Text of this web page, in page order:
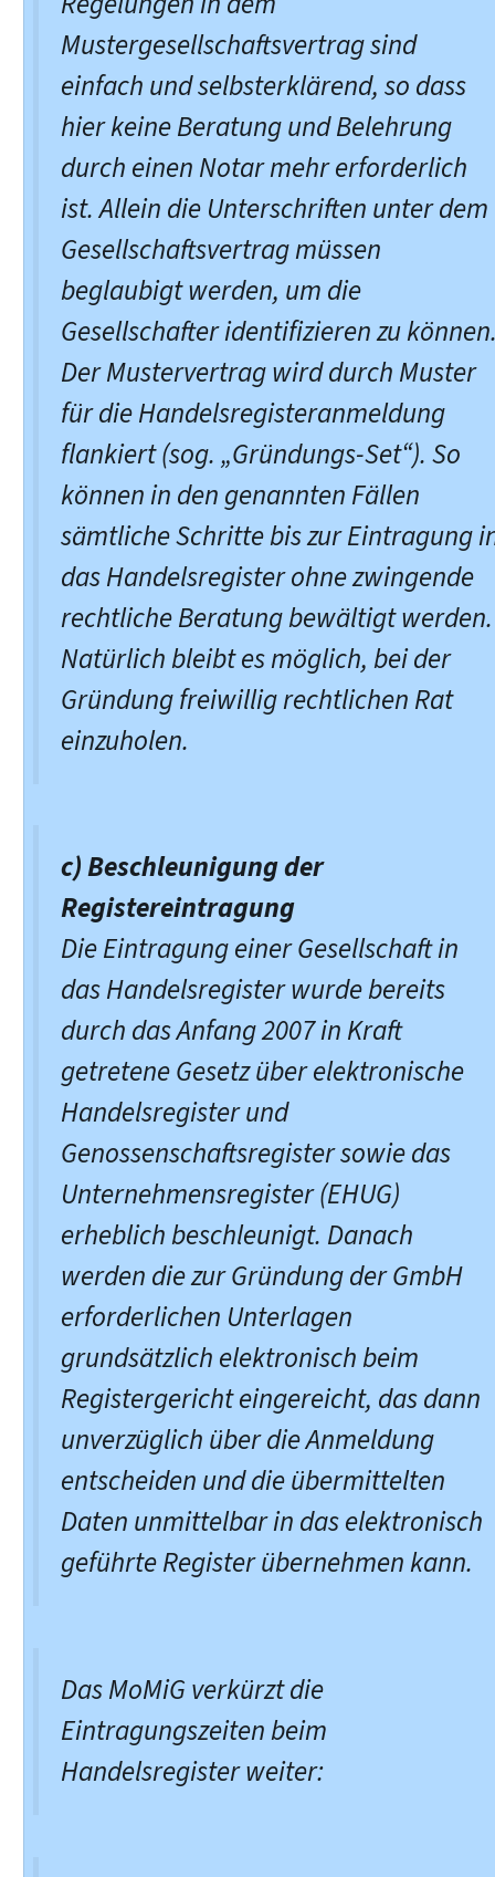
Mustergesellschaftsvertrag sind
einfach und selbsterklärend, so dass
hier keine Beratung und Belehrung
durch einen Notar mehr erforderlich
ist. Allein die Unterschriften unter dem
Gesellschaftsvertrag müssen
beglaubigt werden, um die
Gesellschafter identifizieren zu
Der Mustervertrag wird durch Muster
für die Handelsregisteranmeldung
flankiert (sog. „Gründungs-Set“). So
können in den genannten Fällen
sämtliche Schritte bis zur Eintragung
das Handelsregister ohne zwingende
rechtliche Beratung bewältigt werden.
Natürlich bleibt es möglich, bei der
Gründung freiwillig rechtlichen Rat
einzuholen.
c) Beschleunigung der
Registereintragung
Die Eintragung einer Gesellschaft in
das Handelsregister wurde bereits
durch das Anfang 2007 in Kraft
getretene Gesetz über elektronische
Handelsregister und
Genossenschaftsregister sowie das
Unternehmensregister (EHUG)
erheblich beschleunigt. Danach
werden die zur Gründung der GmbH
erforderlichen Unterlagen
grundsätzlich elektronisch beim
Registergericht eingereicht, das dann
unverzüglich über die Anmeldung
entscheiden und die übermittelten
Daten unmittelbar in das elektronisch
geführte Register übernehmen kann.
Das MoMiG verkürzt die
Eintragungszeiten beim
Handelsregister weiter: